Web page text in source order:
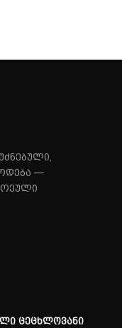
—
ცეცხლოვანი